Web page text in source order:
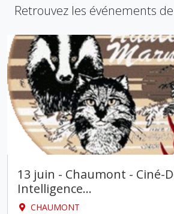
Retrouvez les événements
13 juin - Chaumont - Ciné-
Intelligence…
CHAUMONT